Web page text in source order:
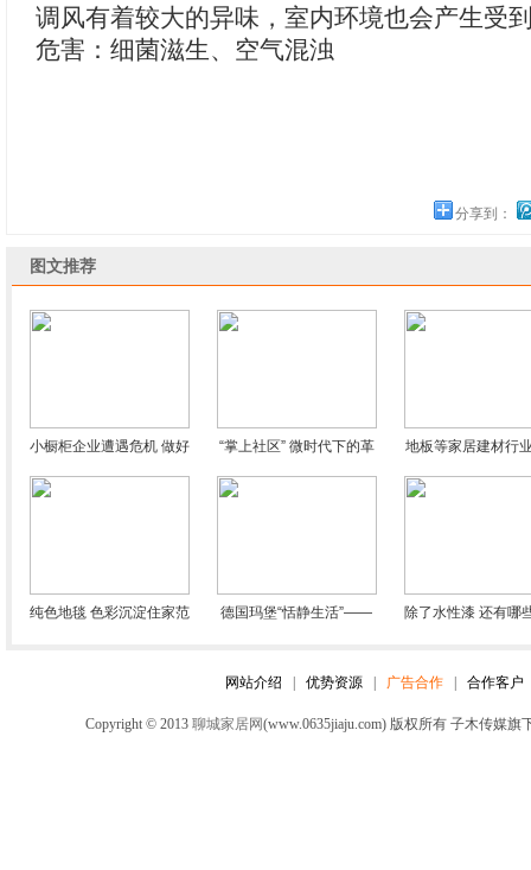
调风有着较大的异味，室内环境也会产生受
危害：细菌滋生、空气混浊
分享到：
图文推荐
小橱柜企业遭遇危机 做好
长远打算很有必要
“掌上社区” 微时代下的革
新和探路者
地板等家居建材行
暖趋势 企业需稳
纯色地毯 色彩沉淀住家范 德国玛堡“恬静生活”—— 除了水性漆 还有哪
网站介绍 优势资源 广告合作 合作客户
Copyright © 2013聊城家居网(www.0635jiaju.com) 版权所有 子木传媒